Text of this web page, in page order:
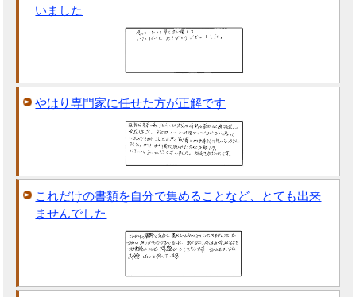
いました
やはり専門家に任せた方が正解です
これだけの書類を自分で集めることなど、とても出来
ませんでした